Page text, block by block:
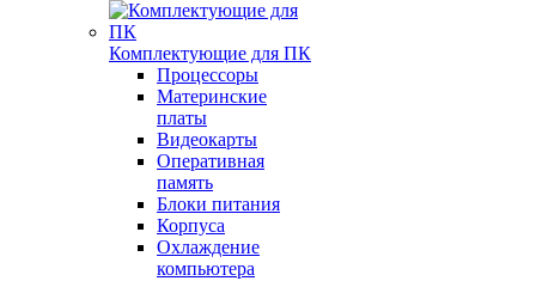
Комплектующие для ПК
Процессоры
Материнские
платы
Видеокарты
Оперативная
память
Блоки питания
Корпуса
Охлаждение
компьютера